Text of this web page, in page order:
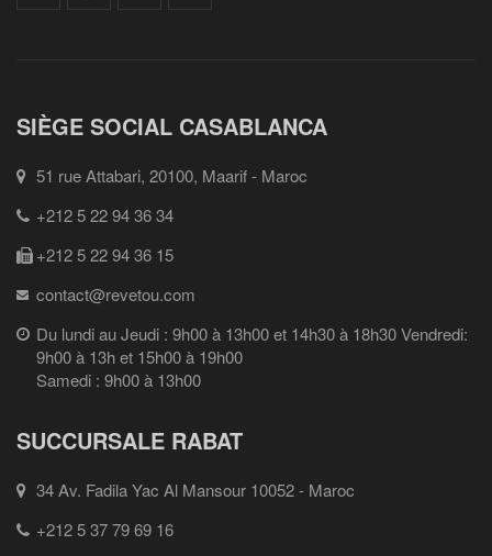
SIÈGE SOCIAL CASABLANCA
51 rue Attabari, 20100, Maarif - Maroc
+212 5 22 94 36 34
+212 5 22 94 36 15
contact@revetou.com
Du lundi au Jeudi : 9h00 à 13h00 et 14h30 à 18h30 Vendredi:
9h00 à 13h et 15h00 à 19h00
Samedi : 9h00 à 13h00
SUCCURSALE RABAT
34 Av. Fadila Yac Al Mansour 10052 - Maroc
+212 5 37 79 69 16